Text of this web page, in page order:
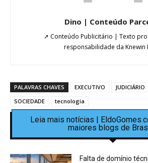
Dino | Conteúdo
➚ Conteúdo Publicitário | Texto
responsabilidade da Knewin
PALAVRAS CHAVES EXECUTIVO JUDICIÁRIO
SOCIEDADE
tecnologia
Leia mais notícias |
maiores blogs de
Falta de domínio